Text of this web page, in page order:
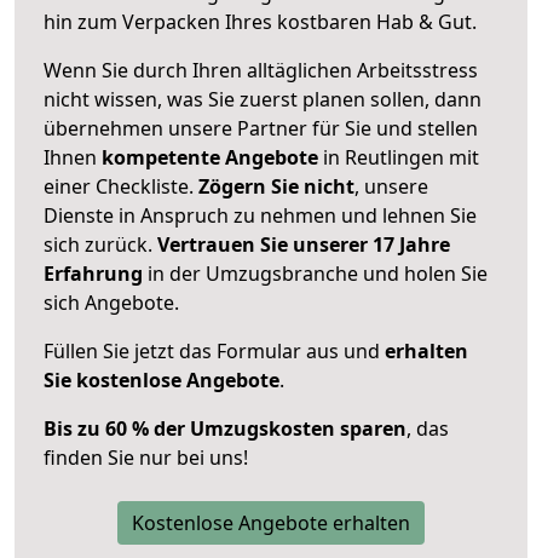
hin zum Verpacken Ihres kostbaren Hab & Gut.
Wenn Sie durch Ihren alltäglichen Arbeitsstress
nicht wissen, was Sie zuerst planen sollen, dann
übernehmen unsere Partner für Sie und stellen
Ihnen kompetente Angebote in Reutlingen mit
einer Checkliste. Zögern Sie nicht, unsere
Dienste in Anspruch zu nehmen und lehnen Sie
sich zurück. Vertrauen Sie unserer 17 Jahre
Erfahrung in der Umzugsbranche und holen Sie
sich Angebote.
Füllen Sie jetzt das Formular aus und erhalten
Sie kostenlose Angebote.
Bis zu 60 % der Umzugskosten sparen, das
finden Sie nur bei uns!
Kostenlose Angebote erhalten